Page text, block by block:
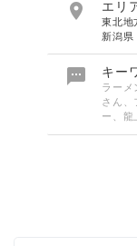
 エリ
東北地
新潟県
 キー
ラーメ
さん、
ー、龍